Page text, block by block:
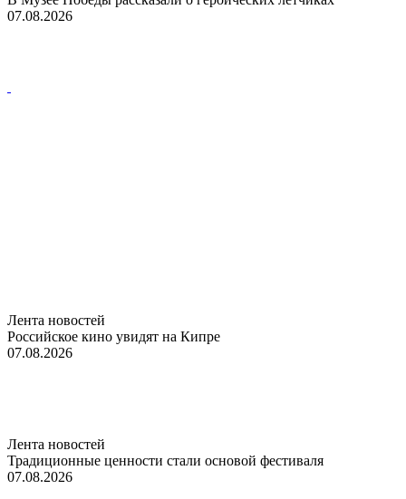
07.08.2026
Лента новостей
Российское кино увидят на Кипре
07.08.2026
Лента новостей
Традиционные ценности стали основой фестиваля
07.08.2026